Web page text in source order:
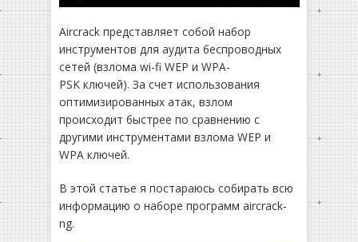
Aircrack представляет собой набор
инструментов для аудита беспроводных
сетей (взлома wi-fi WEP и WPA-
PSK ключей). За счет использования
оптимизированных атак, взлом
происходит быстрее по сравнению с
другими инструментами взлома WEP и
WPA ключей.
В этой статье я постараюсь собирать всю
информацию о наборе программ aircrack-
ng.